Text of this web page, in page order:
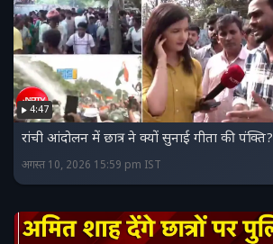
4:47
रांची आंदोलन में छात्र ने क्यों सुनाई गीता की पंक्ति?
अगस्त 10, 2026 15:59 pm IST